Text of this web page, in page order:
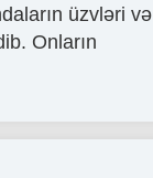
üzvləri və
Onların